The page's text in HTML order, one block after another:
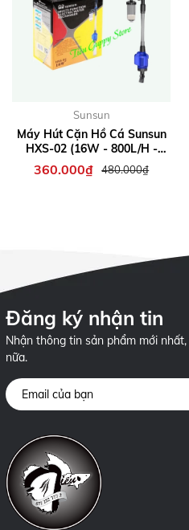
Sunsun
Máy Hút Cặn Hồ Cá Sunsun
HXS-02 (16W - 800L/H -
1.6M) - Dụng Cụ Vệ Sinh Bể
Cá Dùng Điện
360.000₫ 480.000₫
Đăng ký nhận tin
Nhận thông tin sản phẩm mới
nữa.